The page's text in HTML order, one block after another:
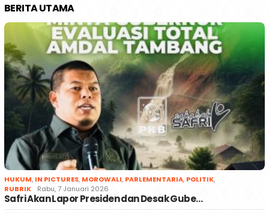
BERITA UTAMA
HUKUM, IN PICTURES, MOROWALI, PARLEMENTARIA, POLITIK,
RUBRIK
Rabu, 7 Januari 2026
Safri Akan Lapor Presiden dan Desak Gube…